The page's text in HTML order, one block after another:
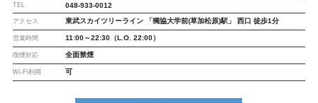
TEL 048-933-0012
アクセス 東武スカイツリーライン 「獨協大学前(草加松原)駅」 西口 徒歩1分
営業時間 11:00～22:30（L.O. 22:00）
喫煙対応 全面禁煙
Wi-Fi利用 可